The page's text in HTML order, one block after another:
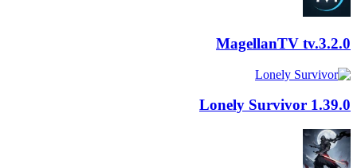
MagellanTV tv.3.2.0
Lonely Survivor 1.39.0